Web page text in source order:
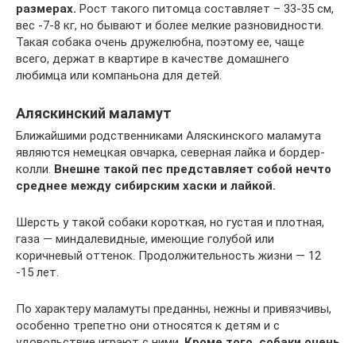
размерах. Рост такого питомца составляет – 33-35 см,
вес -7-8 кг, но бывают и более мелкие разновидности.
Такая собака очень дружелюбна, поэтому ее, чаще
всего, держат в квартире в качестве домашнего
любимца или компаньона для детей.
Аляскинский маламут
Ближайшими родственниками Аляскинского маламута
являются немецкая овчарка, северная лайка и бордер-
колли. Внешне такой пес представляет собой нечто
среднее между сибирским хаски и лайкой.
Шерсть у такой собаки короткая, но густая и плотная,
газа — миндалевидные, имеющие голубой или
коричневый оттенок. Продолжительность жизни — 12
-15 лет.
По характеру маламуты преданны, нежны и привязчивы,
особенно трепетно они относятся к детям и с